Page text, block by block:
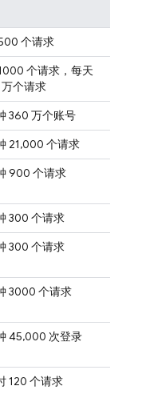
个请求
个请求，每天
个请求
360 万个账号
21,000 个请求
900 个请求
300 个请求
300 个请求
3000 个请求
45,000 次登录
120 个请求